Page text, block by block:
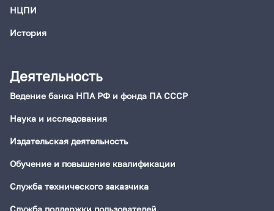
НЦПИ
История
Деятельность
Ведение банка НПА РФ и фонда ПА СССР
Наука и исследования
Издательская деятельность
Обучение и повышение квалификации
Служба технического заказчика